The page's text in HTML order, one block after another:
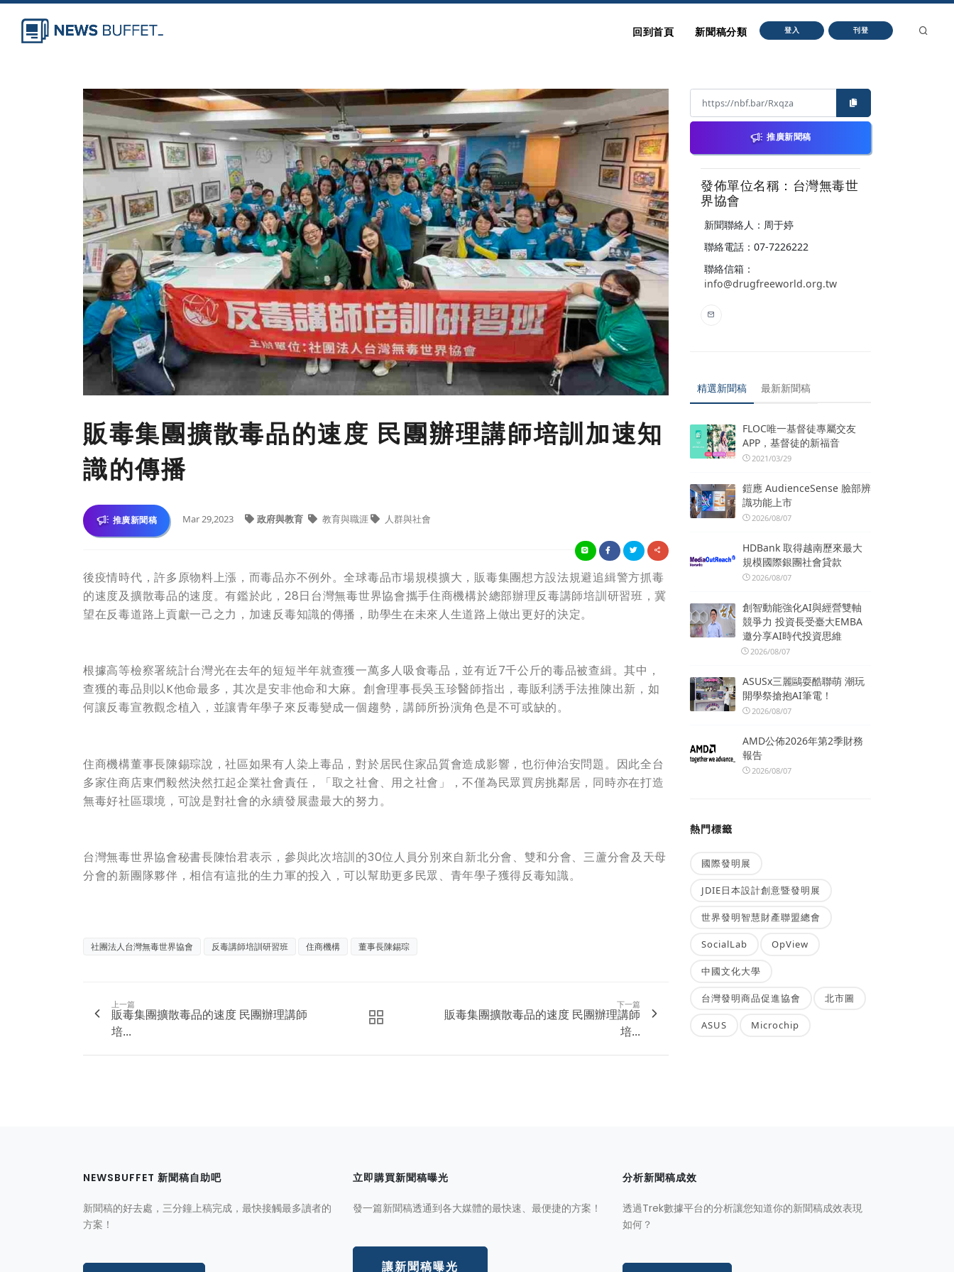
回到首頁 新聞稿分類 登入 刊登
販毒集團擴散毒品的速度 民團辦理講師培訓加速知
識的傳播
推廣新聞稿 Mar 29,2023 政府與教育 教育與職涯 人群與社會
後疫情時代，許多原物料上漲，而毒品亦不例外。全球毒品市場規模擴大，販毒集團想方設法規避追緝警方抓毒
的速度及擴散毒品的速度。有鑑於此，28日台灣無毒世界協會攜手住商機構於總部辦理反毒講師培訓研習班，冀
望在反毒道路上貢獻一己之力，加速反毒知識的傳播，助學生在未來人生道路上做出更好的決定。
根據高等檢察署統計台灣光在去年的短短半年就查獲一萬多人吸食毒品，並有近7千公斤的毒品被查緝。其中，
查獲的毒品則以K他命最多，其次是安非他命和大麻。創會理事長吳玉珍醫師指出，毒販利誘手法推陳出新，如
何讓反毒宣教觀念植入，並讓青年學子來反毒變成一個趨勢，講師所扮演角色是不可或缺的。
住商機構董事長陳錫琮說，社區如果有人染上毒品，對於居民住家品質會造成影響，也衍伸治安問題。因此全台
多家住商店東們毅然決然扛起企業社會責任，「取之社會、用之社會」，不僅為民眾買房挑鄰居，同時亦在打造
無毒好社區環境，可說是對社會的永續發展盡最大的努力。
台灣無毒世界協會秘書長陳怡君表示，參與此次培訓的30位人員分別來自新北分會、雙和分會、三蘆分會及天母
分會的新團隊夥伴，相信有這批的生力軍的投入，可以幫助更多民眾、青年學子獲得反毒知識。
社團法人台灣無毒世界協會 反毒講師培訓研習班 住商機構 董事長陳錫琮
上一篇
販毒集團擴散毒品的速度 民團辦理講師
培...
下一篇
販毒集團擴散毒品的速度 民團辦理講師
培...
推廣新聞稿
發佈單位名稱：台灣無毒世
界協會
新聞聯絡人：周于婷
聯絡電話：07-7226222
聯絡信箱：
info@drugfreeworld.org.tw
精選新聞稿 最新新聞稿
FLOC唯一基督徒專屬交友
APP，基督徒的新福音
2021/03/29
鎧應 AudienceSense 臉部辨
識功能上市
2026/08/07
HDBank 取得越南歷來最大
規模國際銀團社會貸款
2026/08/07
創智動能強化AI與經營雙軸
競爭力 投資長受臺大EMBA
邀分享AI時代投資思維
2026/08/07
ASUSx三麗鷗耍酷聯萌 潮玩
開學祭搶抱AI筆電！
2026/08/07
AMD公佈2026年第2季財務
報告
2026/08/07
熱門標籤
國際發明展
JDIE日本設計創意暨發明展
世界發明智慧財產聯盟總會
SocialLab OpView
中國文化大學
台灣發明商品促進協會 北市圖
ASUS Microchip
NEWSBUFFET 新聞稿自助吧
新聞稿的好去處，三分鐘上稿完成，最快接觸最多讀者的
方案！
立即購買新聞稿曝光
發一篇新聞稿透通到各大媒體的最快速、最便捷的方案！
讓新聞稿曝光
分析新聞稿成效
透過Trek數據平台的分析讓您知道你的新聞稿成效表現
如何？